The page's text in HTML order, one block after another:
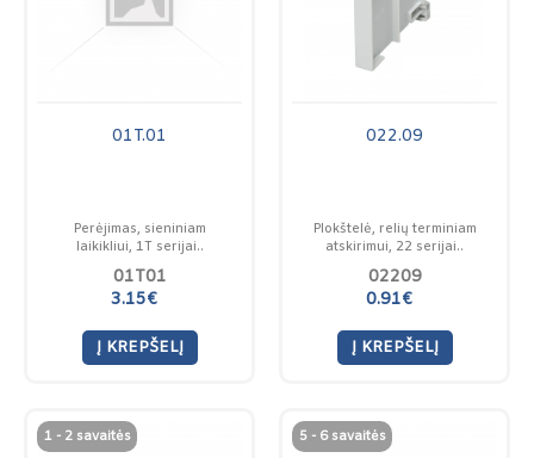
01T.01
Perėjimas, sieniniam
laikikliui, 1T serijai..
01T01
3.15€
Į KREPŠELĮ
022.09
Plokštelė, relių terminiam
atskirimui, 22 serijai..
02209
0.91€
Į KREPŠELĮ
1 - 2 savaitės 5 - 6 savaitės